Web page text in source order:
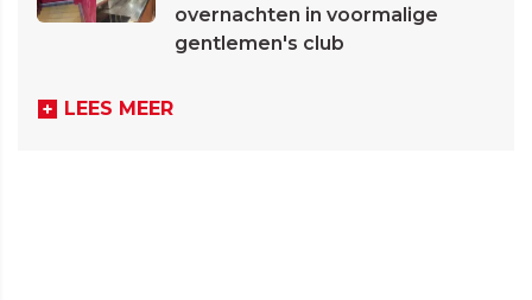
overnachten in voormalige
gentlemen's club
LEES MEER